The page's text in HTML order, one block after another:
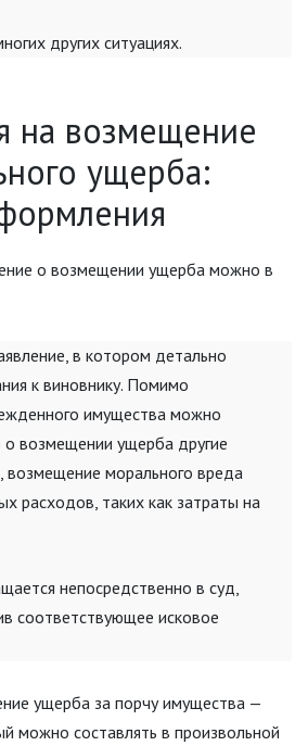
других ситуациях.
на возмещение
ущерба:
о возмещении ущерба можно в
в котором детально
к виновнику. Помимо
имущества можно
о возмещении ущерба другие
возмещение морального вреда
расходов, таких как затраты на
непосредственно в суд,
соответствующее исковое
ущерба за порчу имущества —
можно составлять в произвольной